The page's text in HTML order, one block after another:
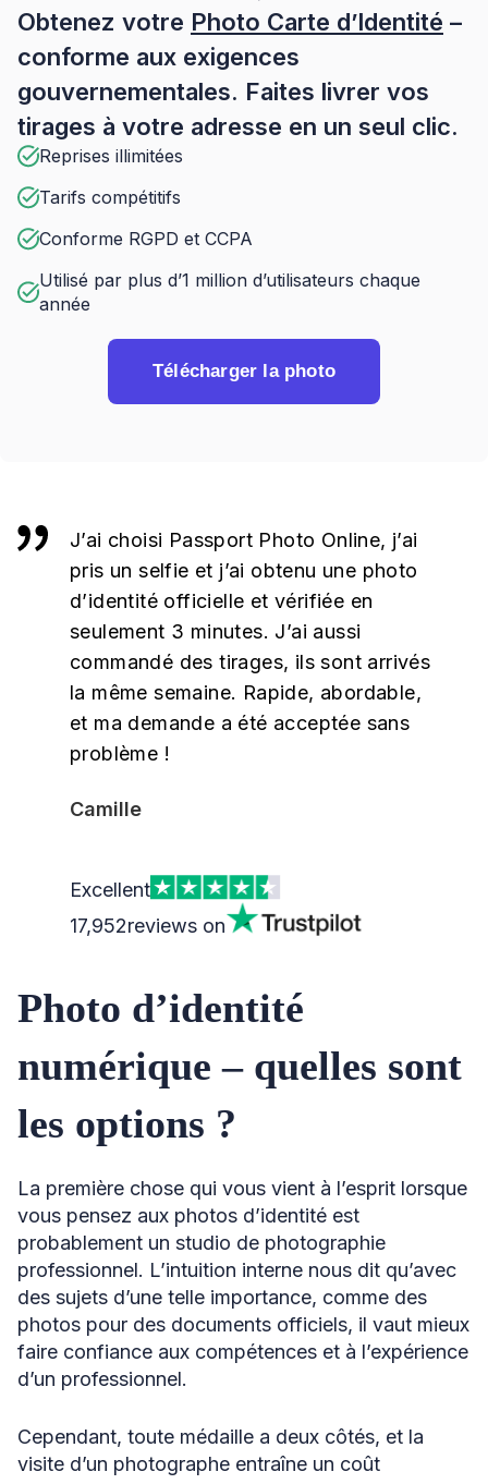
Obtenez votre Photo Carte d’Identité –
conforme aux exigences
gouvernementales. Faites livrer vos
tirages à votre adresse en un seul clic.
Reprises illimitées
Tarifs compétitifs
Conforme RGPD et CCPA
Utilisé par plus d’1 million d’utilisateurs chaque
année
Télécharger la photo
J’ai choisi Passport Photo Online, j’ai
pris un selfie et j’ai obtenu une photo
d’identité officielle et vérifiée en
seulement 3 minutes. J’ai aussi
commandé des tirages, ils sont arrivés
la même semaine. Rapide, abordable,
et ma demande a été acceptée sans
problème !
Camille
Excellent
17,952reviews on
Photo d’identité
numérique – quelles sont
les options ?
La première chose qui vous vient à l’esprit lorsque
vous pensez aux photos d’identité est
probablement un studio de photographie
professionnel. L’intuition interne nous dit qu’avec
des sujets d’une telle importance, comme des
photos pour des documents officiels, il vaut mieux
faire confiance aux compétences et à l’expérience
d’un professionnel.
Cependant, toute médaille a deux côtés, et la
visite d’un photographe entraîne un coût